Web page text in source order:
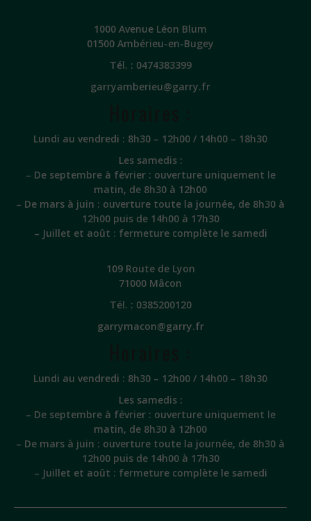
1000 Avenue Léon Blum
01500 Ambérieu-en-Bugey
Tél. : 0474383399
garryamberieu@garry.fr
Lundi au vendredi : 8h30 – 12h00 / 14h00 – 18h30
Les samedis :
– De septembre à février : ouverture uniquement le
matin, de 8h30 à 12h00
– De mars à juin : ouverture toute la journée, de 8h30 à
12h00 puis de 14h00 à 17h30
– Juillet et août : fermeture complète le samedi
109 Route de Lyon
71000 Mâcon
Tél. : 0385200120
garrymacon@garry.fr
Lundi au vendredi : 8h30 – 12h00 / 14h00 – 18h30
Les samedis :
– De septembre à février : ouverture uniquement le
matin, de 8h30 à 12h00
– De mars à juin : ouverture toute la journée, de 8h30 à
12h00 puis de 14h00 à 17h30
– Juillet et août : fermeture complète le samedi